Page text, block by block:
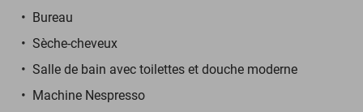
Bureau
Sèche-cheveux
Salle de bain avec toilettes et douche moderne
Machine Nespresso